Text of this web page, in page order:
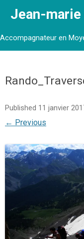
Jean-marie
Accompagnateur en
Published 11 janvier
← Previous